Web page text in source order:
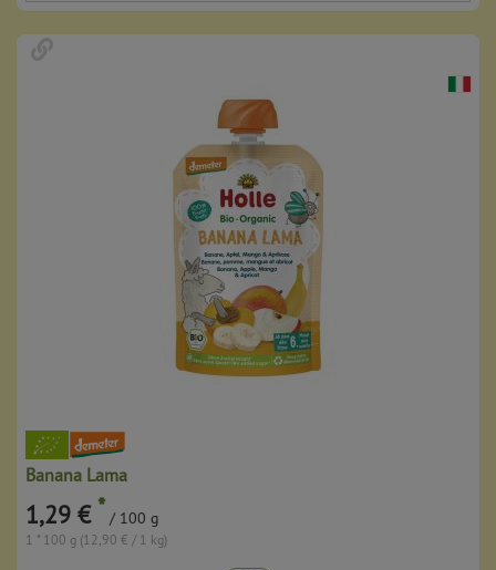
Banana Lama
1,29 € * / 100 g
1 * 100 g (12,90 € / 1 kg)